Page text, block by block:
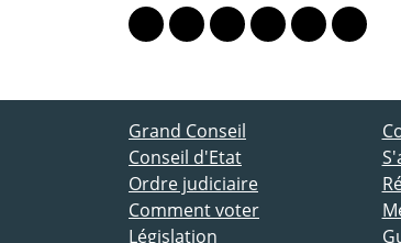
Lien vers le profil Mastodon
Lien vers le profil Bluesky
Lien vers le profil
Lien vers le
Lien vers
Lien
ACCÈS DIRECT
Grand Conseil
Conseil d'Etat
Ordre judiciaire
Comment voter
Législation